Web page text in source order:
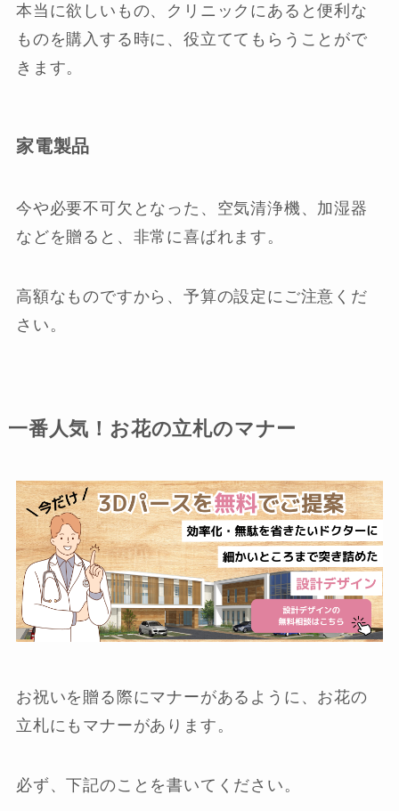
本当に欲しいもの、クリニックにあると便利な
ものを購入する時に、役立ててもらうことがで
きます。
家電製品
今や必要不可欠となった、空気清浄機、加湿器
などを贈ると、非常に喜ばれます。
高額なものですから、予算の設定にご注意くだ
さい。
一番人気！お花の立札のマナー
お祝いを贈る際にマナーがあるように、お花の
立札にもマナーがあります。
必ず、下記のことを書いてください。